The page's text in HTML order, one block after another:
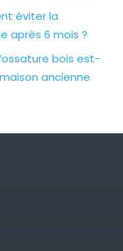
éviter la
après 6 mois ?
bois est-
ancienne